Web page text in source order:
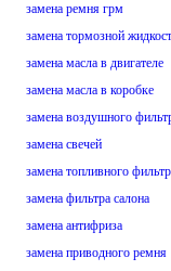
замена ремня грм
замена тормозной
замена масла в двигателе
замена масла в коробке
замена воздушного
замена свечей
замена топливного
замена фильтра салона
замена антифриза
замена приводного ремня